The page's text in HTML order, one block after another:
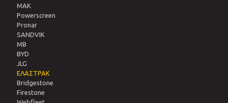
MAK
Powerscreen
Pronar
SANDVIΚ
MB
BYD
JLG
ΕΛΑΣΤΡΑΚ
Bridgestone
Firestone